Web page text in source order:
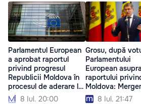
Parlamentul European
a aprobat raportul
privind progresul
Republicii Moldova în
procesul de aderare la
UE 8 Iul. 20:00
Grosu, după
Parlamentului
European asupra
raportului
Moldova:
înainte8 Iul. 21:47